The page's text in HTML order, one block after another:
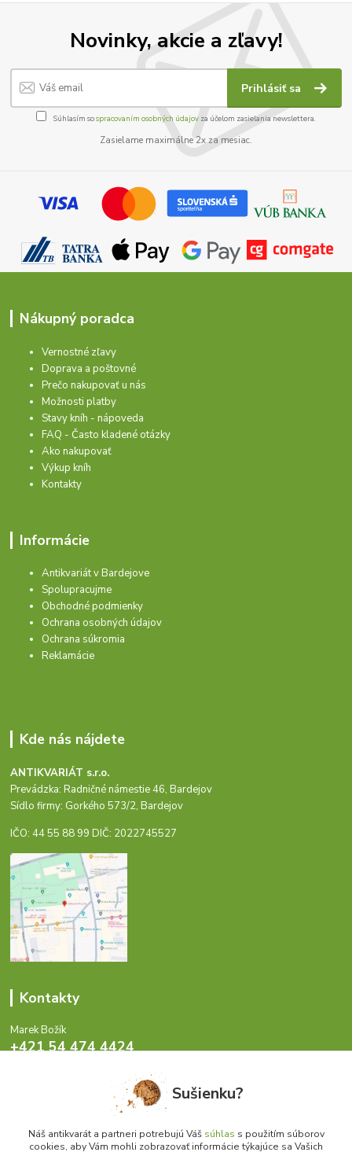
Novinky, akcie a zľavy!
Prihlásiť sa
Súhlasím sospracovaním osobných údajov za účelom zasielania newslettera.
Zasielame maximálne 2x za mesiac.
Nákupný poradca
Vernostné zľavy
Doprava a poštovné
Prečo nakupovať u nás
Možnosti platby
Stavy kníh - nápoveda
FAQ - Často kladené otázky
Ako nakupovať
Výkup kníh
Kontakty
Informácie
Antikvariát v Bardejove
Spolupracujme
Obchodné podmienky
Ochrana osobných údajov
Ochrana súkromia
Reklamácie
Kde nás nájdete
ANTIKVARIÁT s.r.o.
Prevádzka: Radničné námestie 46, Bardejov
Sídlo firmy: Gorkého 573/2, Bardejov
IČO: 44 55 88 99 DIČ: 2022745527
Kontakty
Marek Božík
+421 54 474 4424
info@antikvariat.sk Sušienku?
Náš antikvarát a partneri potrebujú Váš súhlas s použitím súborov
cookies, aby Vám mohli zobrazovať informácie týkajúce sa Vašich